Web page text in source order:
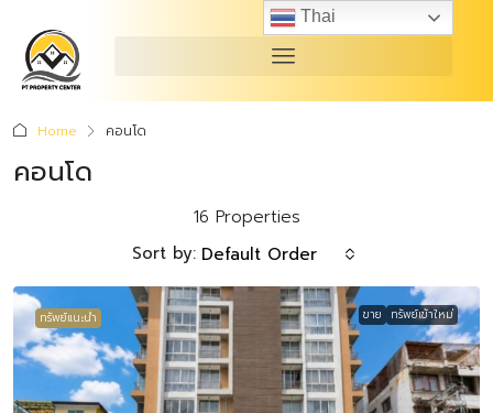
Home คอนโด
คอนโด
16 Properties
Sort by: Default Order
ทรัพย์แนะนำ ขาย ทรัพย์เข้าใหม่
Thai